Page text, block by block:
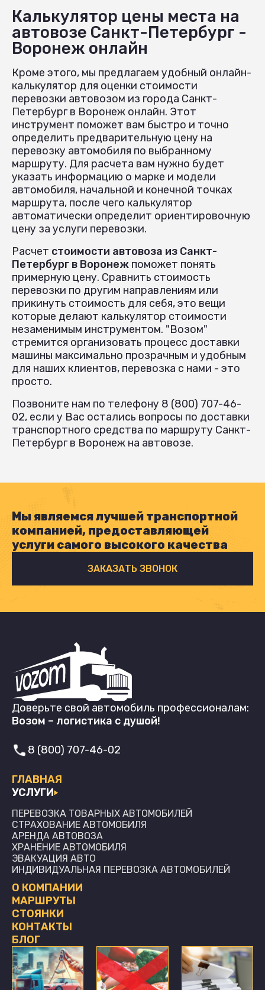
Калькулятор цены места на
автовозе Санкт-Петербург -
Воронеж онлайн
Кроме этого, мы предлагаем удобный онлайн-
калькулятор для оценки стоимости
перевозки автовозом из города Санкт-
Петербург в Воронеж онлайн. Этот
инструмент поможет вам быстро и точно
определить предварительную цену на
перевозку автомобиля по выбранному
маршруту. Для расчета вам нужно будет
указать информацию о марке и модели
автомобиля, начальной и конечной точках
маршрута, после чего калькулятор
автоматически определит ориентировочную
цену за услуги перевозки.
Расчет стоимости автовоза из Санкт-
Петербург в Воронеж поможет понять
примерную цену. Сравнить стоимость
перевозки по другим направлениям или
прикинуть стоимость для себя, это вещи
которые делают калькулятор стоимости
незаменимым инструментом. "Возом"
стремится организовать процесс доставки
машины максимально прозрачным и удобным
для наших клиентов, перевозка с нами - это
просто.
Позвоните нам по телефону 8 (800) 707-46-
02, если у Вас остались вопросы по доставки
транспортного средства по маршруту Санкт-
Петербург в Воронеж на автовозе.
Мы являемся лучшей транспортной
компанией, предоставляющей
услуги самого высокого качества
ЗАКАЗАТЬ ЗВОНОК
Доверьте свой автомобиль профессионалам:
Возом – логистика с душой!
ГЛАВНАЯ
УСЛУГИ
ПЕРЕВОЗКА ТОВАРНЫХ АВТОМОБИЛЕЙ
СТРАХОВАНИЕ АВТОМОБИЛЯ
АРЕНДА АВТОВОЗА
ХРАНЕНИЕ АВТОМОБИЛЯ
ЭВАКУАЦИЯ АВТО
ИНДИВИДУАЛЬНАЯ ПЕРЕВОЗКА АВТОМОБИЛЕЙ
О КОМПАНИИ
МАРШРУТЫ
СТОЯНКИ
КОНТАКТЫ
БЛОГ
8 (800) 707-46-02